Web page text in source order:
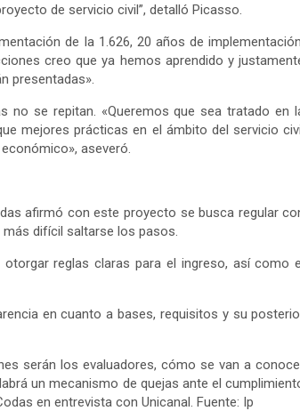
de servicio civil”, detalló Picasso.
de la 1.626, 20 años de
creo que ya hemos aprendido y
presentadas».
no se repitan. «Queremos que sea tratado en
mejores prácticas en el ámbito del servicio
aseveró.
afirmó con este proyecto se busca regular
difícil saltarse los pasos.
reglas claras para el ingreso, así como
en cuanto a bases, requisitos y su
serán los evaluadores, cómo se van a
un mecanismo de quejas ante el
en entrevista con Unicanal. Fuente: Ip